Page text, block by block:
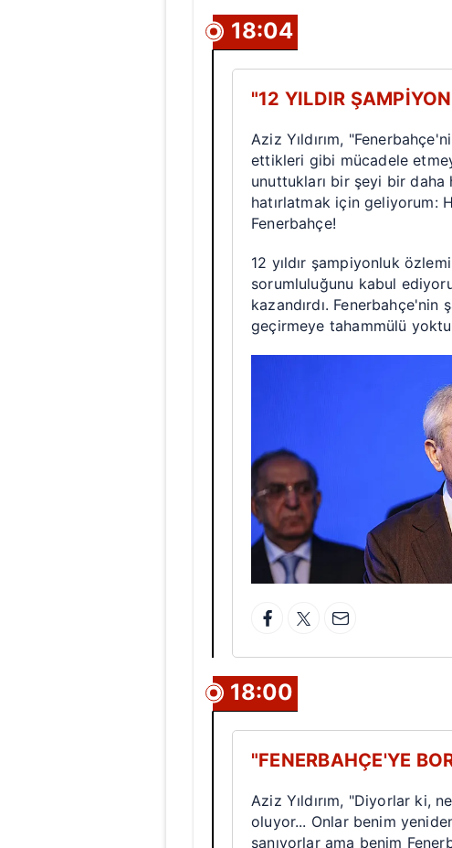
6698 sayılı Kişisel Verilerin
mevzuata uygun olarak kullanılan
18:04
"12 YILDIR
Aziz Yıldırım,
ettikleri gibi mücadele
unuttukları bir şeyi bir
hatırlatmak için geliyorum:
Fenerbahçe!
12 yıldır şampiyonluk
sorumluluğunu kabul
kazandırdı.
geçirmeye tahammülü
18:00
"FENERBAHÇE'YE
Aziz Yıldırım, "Diyorlar ki,
oluyor... Onlar benim
sanıyorlar ama benim